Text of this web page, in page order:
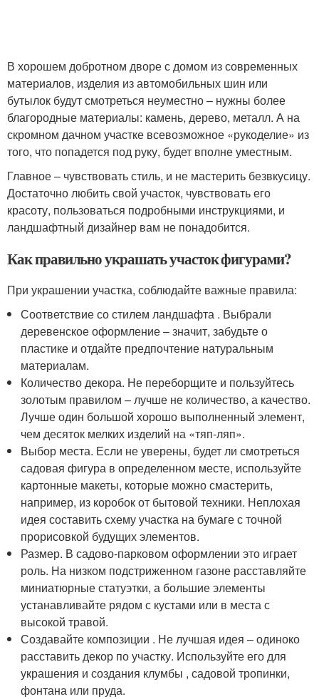
В хорошем добротном дворе с домом из современных
материалов, изделия из автомобильных шин или
бутылок будут смотреться неуместно – нужны более
благородные материалы: камень, дерево, металл. А на
скромном дачном участке всевозможное «рукоделие» из
того, что попадется под руку, будет вполне уместным.
Главное – чувствовать стиль, и не мастерить безвкусицу.
Достаточно любить свой участок, чувствовать его
красоту, пользоваться подробными инструкциями, и
ландшафтный дизайнер вам не понадобится.
Как правильно украшать участок фигурами?
При украшении участка, соблюдайте важные правила:
Соответствие со стилем ландшафта . Выбрали
деревенское оформление – значит, забудьте о
пластике и отдайте предпочтение натуральным
материалам.
Количество декора. Не переборщите и пользуйтесь
золотым правилом – лучше не количество, а качество.
Лучше один большой хорошо выполненный элемент,
чем десяток мелких изделий на «тяп-ляп».
Выбор места. Если не уверены, будет ли смотреться
садовая фигура в определенном месте, используйте
картонные макеты, которые можно смастерить,
например, из коробок от бытовой техники. Неплохая
идея составить схему участка на бумаге с точной
прорисовкой будущих элементов.
Размер. В садово-парковом оформлении это играет
роль. На низком подстриженном газоне расставляйте
миниатюрные статуэтки, а большие элементы
устанавливайте рядом с кустами или в места с
высокой травой.
Создавайте композиции . Не лучшая идея – одиноко
расставить декор по участку. Используйте его для
украшения и создания клумбы , садовой тропинки,
фонтана или пруда.